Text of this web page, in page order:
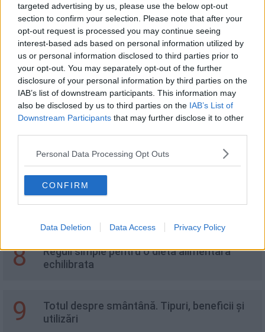
targeted advertising by us, please use the below opt-out
section to confirm your selection. Please note that after your
opt-out request is processed you may continue seeing
interest-based ads based on personal information utilized by
us or personal information disclosed to third parties prior to
your opt-out. You may separately opt-out of the further
disclosure of your personal information by third parties on the
IAB’s list of downstream participants. This information may
also be disclosed by us to third parties on the IAB’s List of
Downstream Participants that may further disclose it to other
Personal Data Processing Opt Outs
CONFIRM
Data Deletion Data Access Privacy Policy
4
Aripioare de pui cu miere - 3 variante
(cuptor, ceaun, air fryer)
5 Prajitura Cu Portocale, Rozmarin Si Malai
Chutney picant de prune
7 Compot de gutui pentru iarnă
8
Reguli simple pentru o dieta alimentara
echilibrata
9
Totul despre smântână. Tipuri, beneficii și
utilizări